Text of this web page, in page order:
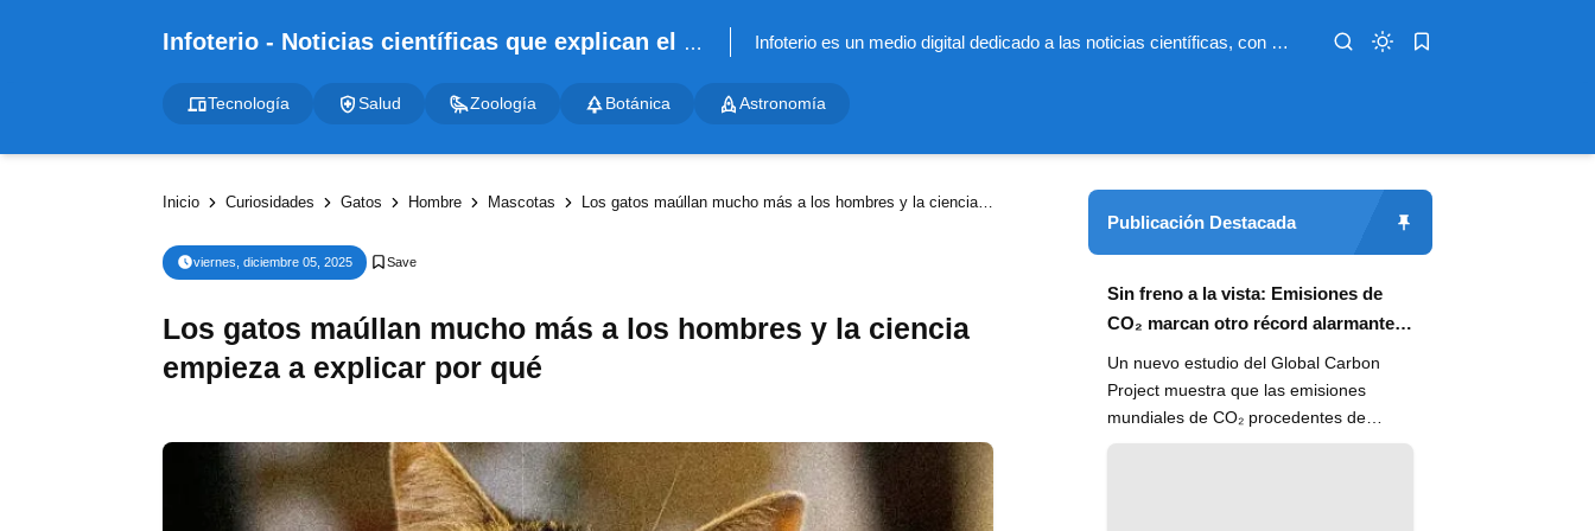
Infoterio - Noticias científicas que explican el mundo Infoterio es un medio digital dedicado a las noticias científicas, con artículos extensos y bien documentados sobre salud, medioambiente, tecnología, espacio, psicología, evolución y más. Nuestro objetivo es hacer accesible el conocimiento científico a lectores de habla hispana en todo el mundo, con información actualizada, fuentes confiables y explicaciones claras que conectan la ciencia con la vida cotidiana.
Tecnología Salud Zoología Botánica Astronomía
Inicio Curiosidades Gatos Hombre Mascotas Los gatos maúllan mucho más a los hombres y la ciencia empieza a explicar por qué
viernes, diciembre 05, 2025
Los gatos maúllan mucho más a los hombres y la ciencia
empieza a explicar por qué
Publicación Destacada
Sin freno a la vista: Emisiones de
CO₂ marcan otro récord alarmante
en 2024
Un nuevo estudio del Global Carbon
Project muestra que las emisiones
mundiales de CO₂ procedentes de
combustibles fósiles han alcanzado un